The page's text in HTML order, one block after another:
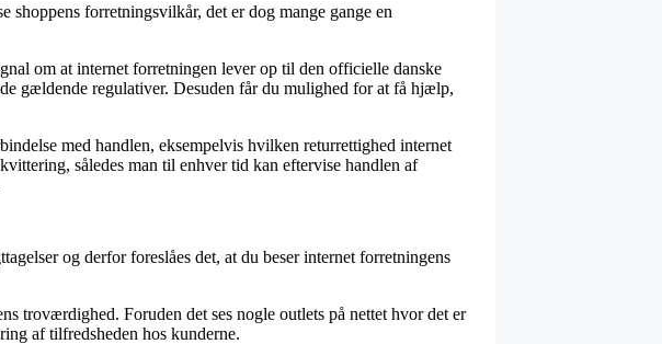
forretningsvilkår, det er dog mange gange en
om at internet forretningen lever op til den officielle danske
gældende regulativer. Desuden får du mulighed for at få hjælp,
med handlen, eksempelvis hvilken returrettighed internet
således man til enhver tid kan eftervise handlen af
og derfor foreslåes det, at du beser internet forretningens
troværdighed. Foruden det ses nogle outlets på nettet hvor det er
af tilfredsheden hos kunderne.